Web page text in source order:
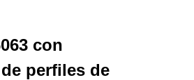
con
perfiles de